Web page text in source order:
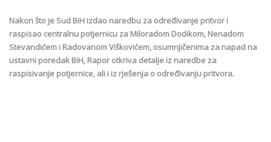
Nakon što je Sud BiH izdao naredbu za određivanje pritvor i
raspisao centralnu potjernicu za Miloradom Dodikom, Nenadom
Stevandićem i Radovanom Viškovićem, osumnjičenima za napad na
ustavni poredak BiH, Rapor otkriva detalje iz naredbe za
raspisivanje potjernice, ali i iz rješenja o određivanju pritvora.